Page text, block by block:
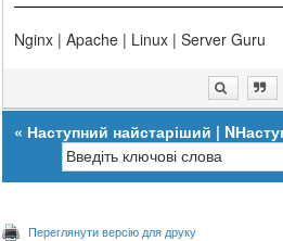
Nginx | Apache | Linux | Server Guru
« Наступний найстаріший |
Переглянути версію для друку